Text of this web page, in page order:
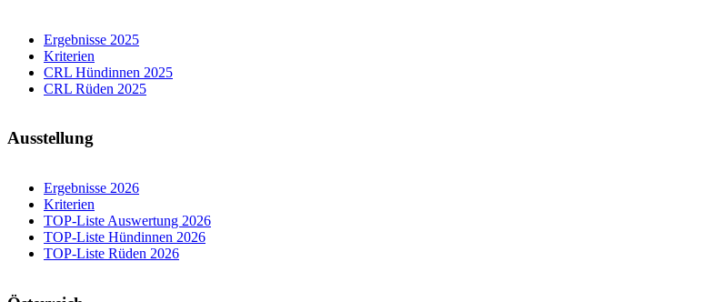
Ergebnisse 2025
Kriterien
CRL Hündinnen 2025
CRL Rüden 2025
Ausstellung
Ergebnisse 2026
Kriterien
TOP-Liste Auswertung 2026
TOP-Liste Hündinnen 2026
TOP-Liste Rüden 2026